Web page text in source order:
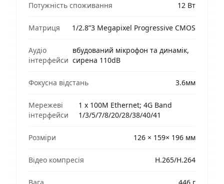
Потужність споживання 12 Вт
Матриця 1/2.8”3 Megapixel Progressive CMOS
Аудіо
інтерфейси
вбудований мікрофон та динамік,
cирена 110dB
Фокусна відстань 3.6мм
Мережеві
інтерфейси
1 x 100М Ethernet; 4G Band
1/3/5/7/8/20/28/38/40/41
Розміри 126 × 159× 196 мм
Відео компресія H.265/H.264